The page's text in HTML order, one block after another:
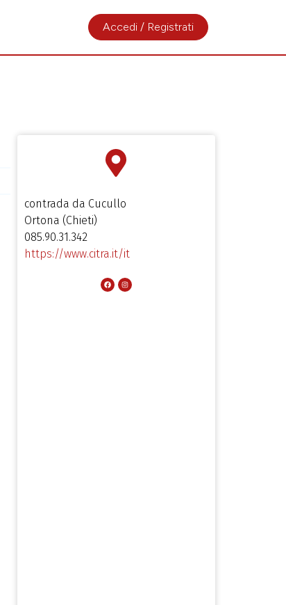
Accedi / Registrati
contrada da Cucullo
Ortona (Chieti)
085.90.31.342
https://www.citra.it/it